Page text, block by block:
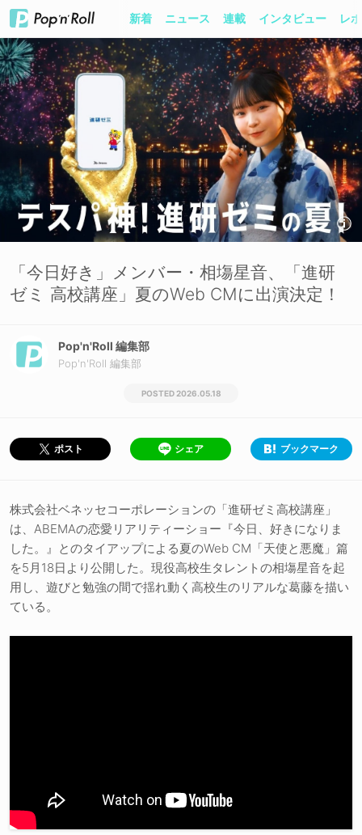
新着 ニュース 連載 インタビュー レ
「今日好き」メンバー・相塲星音、「進研
ゼミ 高校講座」夏のWeb CMに出演決定！
Pop'n'Roll 編集部
Pop'n'Roll 編集部
2026.05.18
ポスト シェア ブックマーク
株式会社ベネッセコーポレーションの「進研ゼミ高校講座」
は、ABEMAの恋愛リアリティーショー『今日、好きになりま
した。』とのタイアップによる夏のWeb CM「天使と悪魔」篇
を5月18日より公開した。現役高校生タレントの相塲星音を起
用し、遊びと勉強の間で揺れ動く高校生のリアルな葛藤を描い
ている。